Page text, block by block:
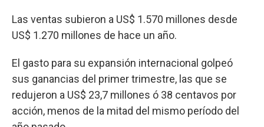
Las ventas subieron a US$ 1.570 millones desde
US$ 1.270 millones de hace un año.
El gasto para su expansión internacional golpeó
sus ganancias del primer trimestre, las que se
redujeron a US$ 23,7 millones ó 38 centavos por
acción, menos de la mitad del mismo período del